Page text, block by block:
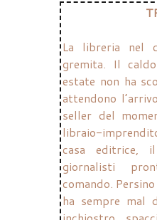
La libreria nel
gremita. Il
estate non ha
attendono
seller del
libraio-
casa editrice,
giornalisti
comando.
ha sempre mal